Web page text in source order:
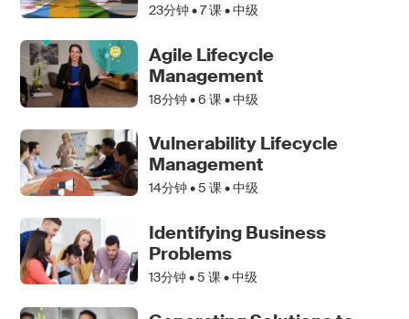
23分钟 •7课 • 中级
Agile Lifecycle
Management
18分钟 •6 课 • 中级
Vulnerability Lifecycle
Management
14分钟 •5 课 • 中级
Identifying Business
Problems
13分钟 •5 课 • 中级